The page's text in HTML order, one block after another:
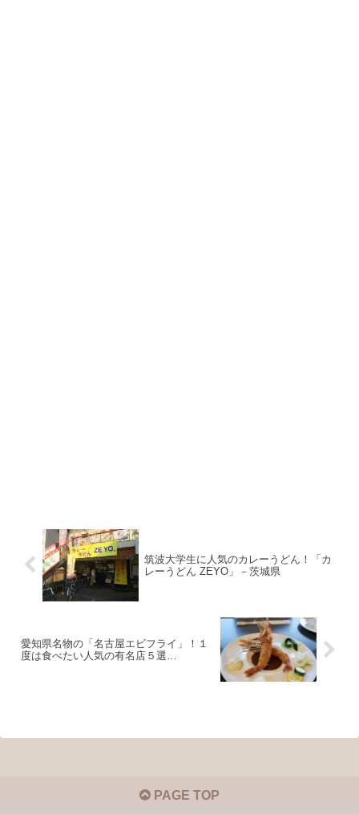
筑波大学生に人気のカレーうどん！「カ
レーうどん ZEYO」－茨城県
愛知県名物の「名古屋エビフライ」！１
度は食べたい人気の有名店５選…
PAGE TOP